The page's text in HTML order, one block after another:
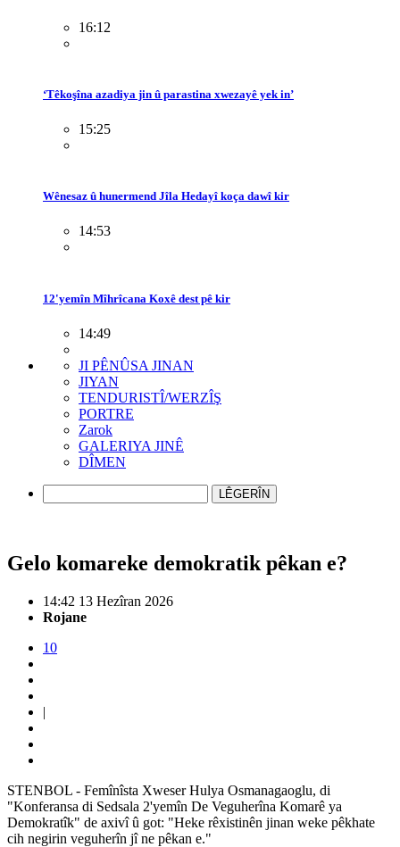
16:12
‘Têkoşîna azadiya jin û parastina xwezayê yek in’
15:25
Wênesaz û hunermend Jîla Hedayî koça dawî kir
14:53
12'yemîn Mîhrîcana Koxê dest pê kir
14:49
JI PÊNÛSA JINAN
JIYAN
TENDURISTÎ/WERZÎŞ
PORTRE
Zarok
GALERIYA JINÊ
DÎMEN
LÊGERÎN
Gelo komareke demokratik pêkan e?
14:42 13 Hezîran 2026
Rojane
10
|
STENBOL - Femînîsta Xweser Hulya Osmanagaoglu, di
"Konferansa di Sedsala 2'yemîn De Veguherîna Komarê ya
Demokratîk" de axivî û got: "Heke rêxistinên jinan weke pêkhate
cih negirin veguherîn jî ne pêkan e."